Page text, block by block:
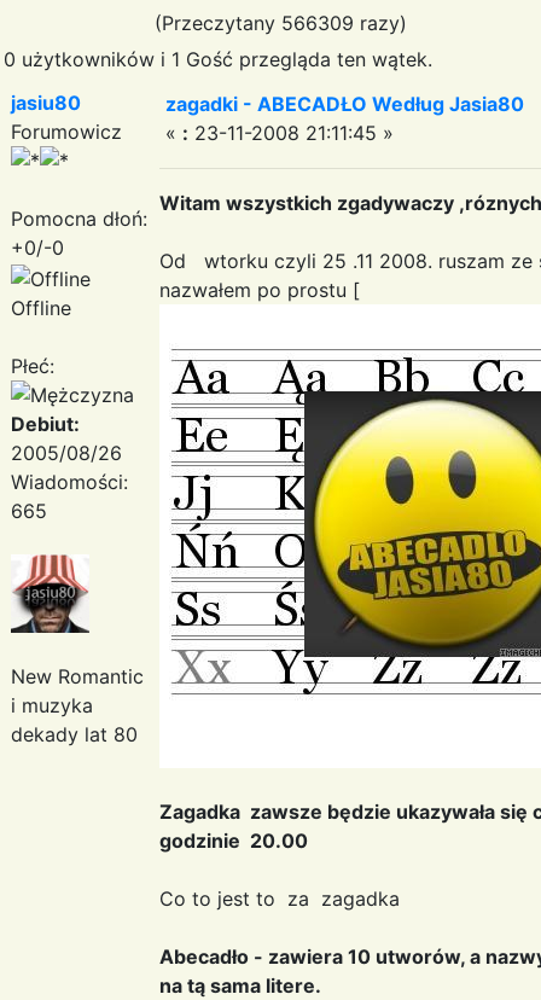
(Przeczytany 566309 razy)
0 użytkowników i 1 Gość przegląda ten wątek.
jasiu80
Forumowicz
Pomocna dłoń:
+0/-0
Offline
Płeć:
Debiut:
2005/08/26
Wiadomości:
665
New Romantic
i muzyka
dekady lat 80
zagadki - ABECADŁO Według Jasia80
« : 23-11-2008 21:11:45 »
Witam wszystkich zgadywaczy
Od wtorku czyli 25 .11 2008. ruszam
nazwałem po prostu [
Zagadka zawsze będzie ukazywała
godzinie 20.00
Co to jest to za zagadka
Abecadło - zawiera 10 utworów, a
na tą sama litere.